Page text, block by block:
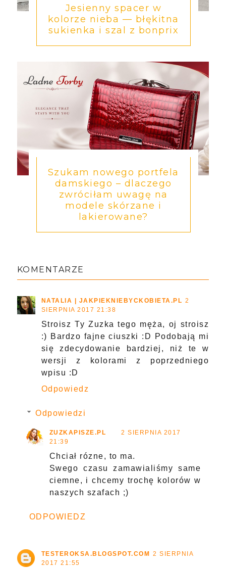
Jesienny spacer w
kolorze nieba — błękitna
sukienka i szal z bonprix
Szukam nowego portfela
damskiego – dlaczego
zwróciłam uwagę na
modele skórzane i
lakierowane?
KOMENTARZE
NATALIA | JAKPIEKNIEBYCKOBIETA.PL 2
SIERPNIA 2017 21:38
Stroisz Ty Zuzka tego męża, oj stroisz
:) Bardzo fajne ciuszki :D Podobają mi
się zdecydowanie bardziej, niż te w
wersji z kolorami z poprzedniego
wpisu :D
Odpowiedz
Odpowiedzi
ZUZKAPISZE.PL
2 SIERPNIA 2017
21:39
Chciał rózne, to ma.
Swego czasu zamawialiśmy same
ciemne, i chcemy trochę kolorów w
naszych szafach ;)
ODPOWIEDZ
TESTEROKSA.BLOGSPOT.COM 2 SIERPNIA
2017 21:55